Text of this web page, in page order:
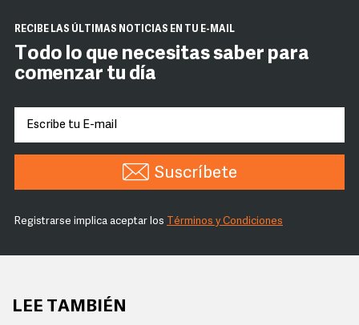
RECIBE LAS ÚLTIMAS NOTICIAS EN TU E-MAIL
Todo lo que necesitas saber para
comenzar tu día
Suscríbete
Registrarse implica aceptar los Términos y Condiciones
LEE TAMBIÉN